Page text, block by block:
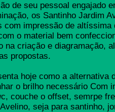
de seu pessoal engajado
os Santinho Jardim
com impressão de altíssima
o material bem
na criação e diagramação,
propostas.
hoje como a alternativa
o brilho necessário Com
couche o offset, semrpe
seja para santinho,